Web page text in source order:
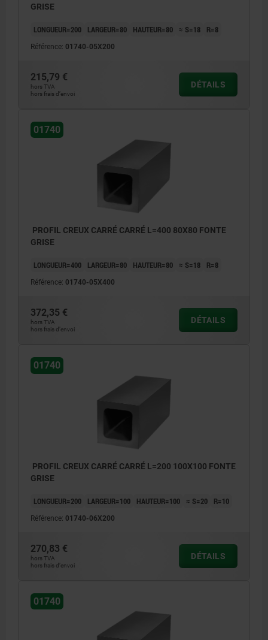
GRISE
LONGUEUR=200 LARGEUR=80 HAUTEUR=80 ≈ S=18 R=8
Référence: 01740-05X200
215,79 €
hors TVA
hors frais d’envoi
DÉTAILS
01740
PROFIL CREUX CARRÉ CARRÉ L=400 80X80 FONTE
GRISE
LONGUEUR=400 LARGEUR=80 HAUTEUR=80 ≈ S=18 R=8
Référence: 01740-05X400
372,35 €
hors TVA
hors frais d’envoi
DÉTAILS
01740
PROFIL CREUX CARRÉ CARRÉ L=200 100X100 FONTE
GRISE
LONGUEUR=200 LARGEUR=100 HAUTEUR=100 ≈ S=20 R=10
Référence: 01740-06X200
270,83 €
hors TVA
hors frais d’envoi
DÉTAILS
01740